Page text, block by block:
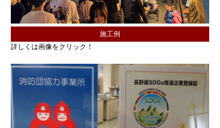
施工例
詳しくは画像をクリック！